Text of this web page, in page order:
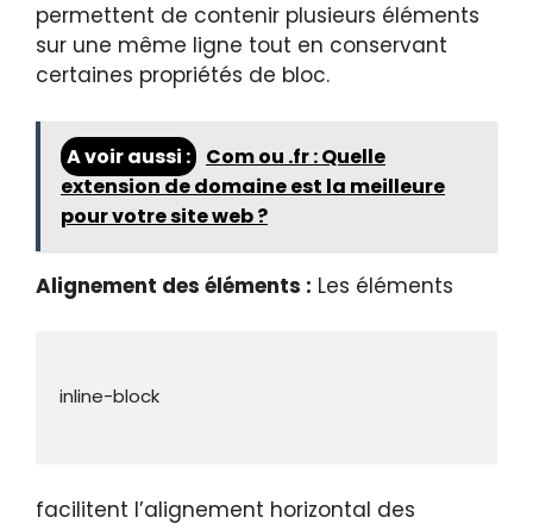
permettent de contenir plusieurs éléments
sur une même ligne tout en conservant
certaines propriétés de bloc.
A voir aussi :
Com ou .fr : Quelle
extension de domaine est la meilleure
pour votre site web ?
Alignement des éléments : Les éléments
facilitent l’alignement horizontal des